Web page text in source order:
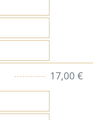
17,00 €